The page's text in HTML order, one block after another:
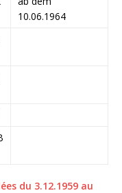
10.06.1964
du 3.12.1959 au